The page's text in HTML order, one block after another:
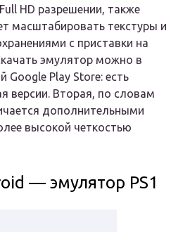
HD разрешении, также
масштабировать текстуры и
с приставки на
эмулятор можно в
Google Play Store: есть
версии. Вторая, по словам
дополнительными
высокой четкостью
— эмулятор PS1